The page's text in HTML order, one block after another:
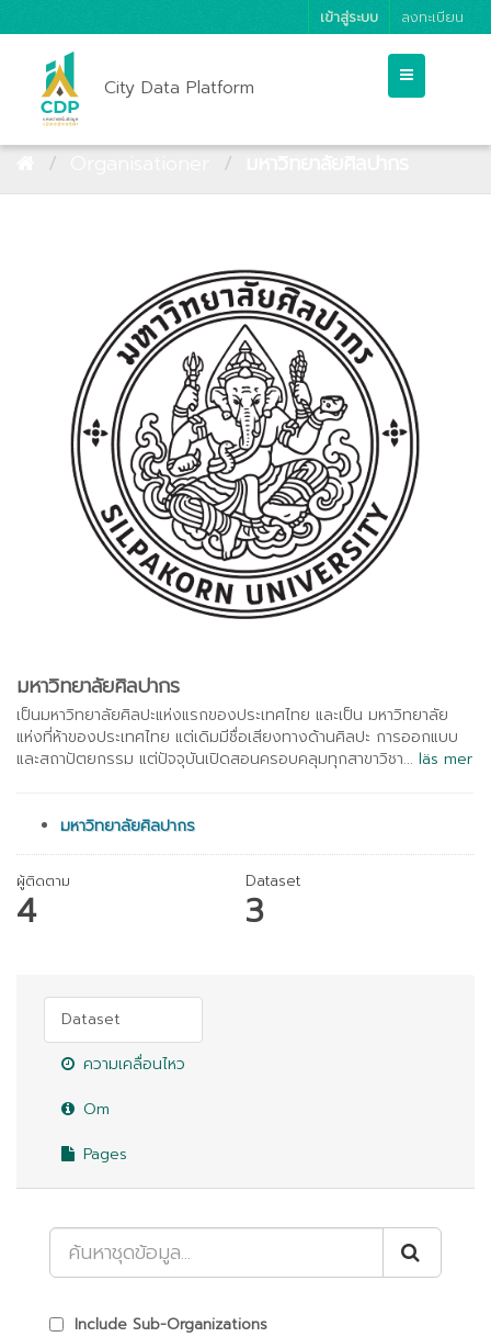
เข้าสู่ระบบ ลงทะเบียน
City Data Platform
มหาวิทยาลัยศิลปากร
เป็นมหาวิทยาลัยศิลปะแห่งแรกของประเทศไทย และเป็น มหาวิทยาลัย
แห่งที่ห้าของประเทศไทย แต่เดิมมีชื่อเสียงทางด้านศิลปะ การออกแบบ
และสถาปัตยกรรม แต่ปัจจุบันเปิดสอนครอบคลุมทุกสาขาวิชา... läs mer
มหาวิทยาลัยศิลปากร
ผู้ติดตาม
4
Dataset
3
Dataset
ความเคลื่อนไหว
Om
Pages
Include Sub-Organizations